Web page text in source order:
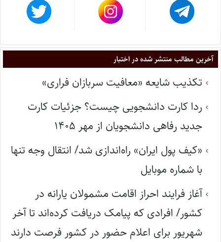
آخرین مطالب منتشر شده در اختبار
تکذیب شایعه «معافیت سربازان فراری»
ردا کارت دانشجویی چیست؟ جزئیات کارت
جدید رفاهی دانشجویان از مهر ۱۴۰۵
«کیف پول ایران» راه‌اندازی شد/ انتقال وجه تنها
با شماره موبایل
آغاز فرایند احراز اقامت مشمولان یارانه در
کشور/ افرادی که پیامک دریافت کرده‌اند تا آخر
شهریور برای اعلام حضور در کشور فرصت دارند